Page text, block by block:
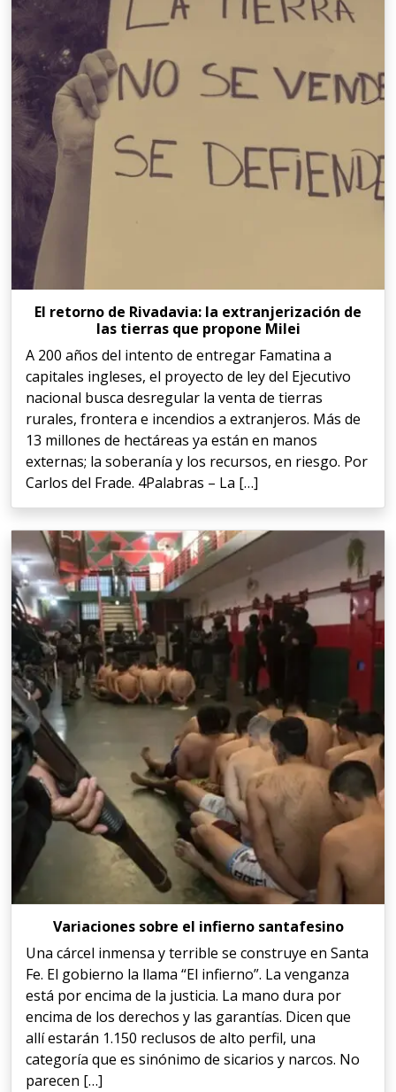
El retorno de Rivadavia: la extranjerización de
las tierras que propone Milei
A 200 años del intento de entregar Famatina a
capitales ingleses, el proyecto de ley del Ejecutivo
nacional busca desregular la venta de tierras
rurales, frontera e incendios a extranjeros. Más de
13 millones de hectáreas ya están en manos
externas; la soberanía y los recursos, en riesgo. Por
Carlos del Frade. 4Palabras – La […]
Variaciones sobre el infierno santafesino
Una cárcel inmensa y terrible se construye en Santa
Fe. El gobierno la llama “El infierno”. La venganza
está por encima de la justicia. La mano dura por
encima de los derechos y las garantías. Dicen que
allí estarán 1.150 reclusos de alto perfil, una
categoría que es sinónimo de sicarios y narcos. No
parecen […]